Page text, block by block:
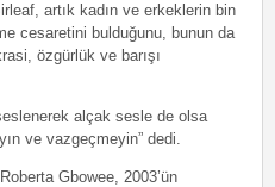
artık kadın ve erkeklerin bin
cesaretini bulduğunu, bunun da
özgürlük ve barışı
alçak sesle de olsa
ve vazgeçmeyin” dedi.
Gbowee, 2003’ün